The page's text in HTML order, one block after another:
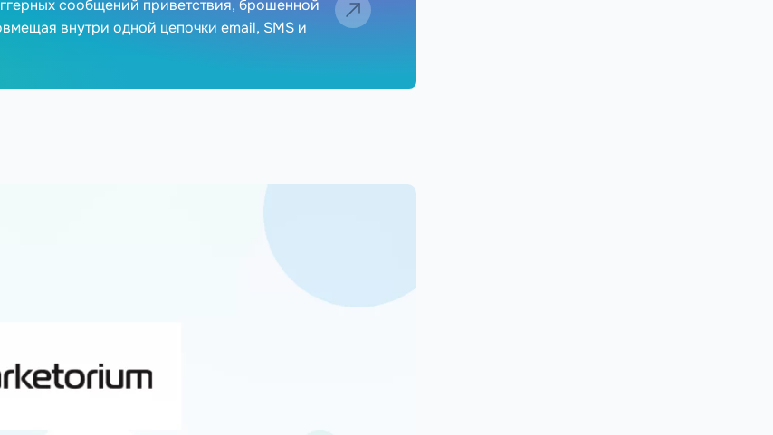
сообщений приветствия, брошенной
внутри одной цепочки email, SMS и